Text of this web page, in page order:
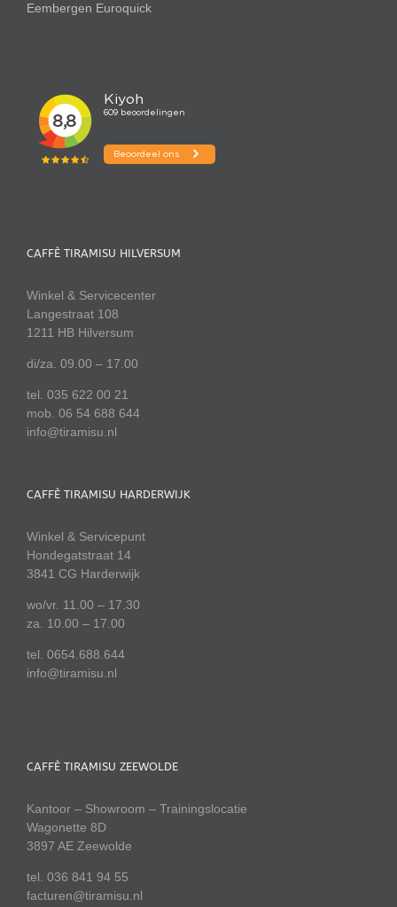
Eembergen Euroquick
CAFFÈ TIRAMISU HILVERSUM
Winkel & Servicecenter
Langestraat 108
1211 HB Hilversum
di/za. 09.00 – 17.00
tel. 035 622 00 21
mob. 06 54 688 644
info@tiramisu.nl
CAFFÈ TIRAMISU HARDERWIJK
Winkel & Servicepunt
Hondegatstraat 14
3841 CG Harderwijk
wo/vr. 11.00 – 17.30
za. 10.00 – 17.00
tel. 0654.688.644
info@tiramisu.nl
CAFFÈ TIRAMISU ZEEWOLDE
Kantoor – Showroom – Trainingslocatie
Wagonette 8D
3897 AE Zeewolde
tel. 036 841 94 55
facturen@tiramisu.nl